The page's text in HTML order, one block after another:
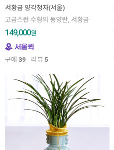
서황금 양각청자(서울)
고급스런 수형의 동양란, 서황금
149,000원
구매 39 리뷰 5